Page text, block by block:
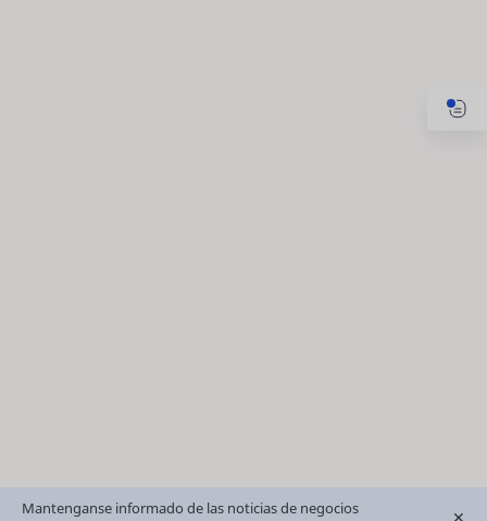
Mantenganse informado de las noticias de negocios